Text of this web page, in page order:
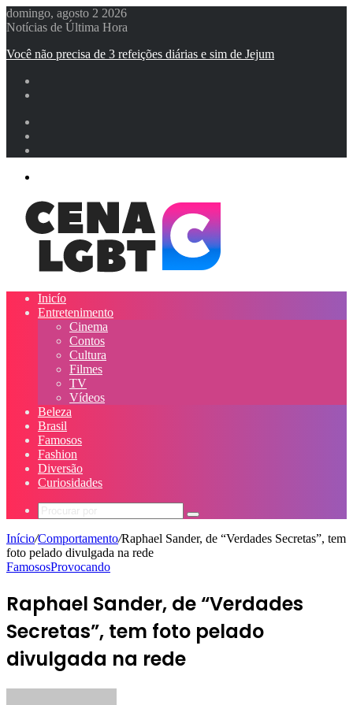
domingo, agosto 2 2026
Notícias de Última Hora
Você não precisa de 3 refeições diárias e sim de Jejum
Inicío
Entretenimento
Cinema
Contos
Cultura
Filmes
TV
Vídeos
Beleza
Brasil
Famosos
Fashion
Diversão
Curiosidades
Procurar
Início/Comportamento/Raphael Sander, de “Verdades Secretas”, tem
foto pelado divulgada na rede
FamososProvocando
Raphael Sander, de “Verdades
Secretas”, tem foto pelado
divulgada na rede